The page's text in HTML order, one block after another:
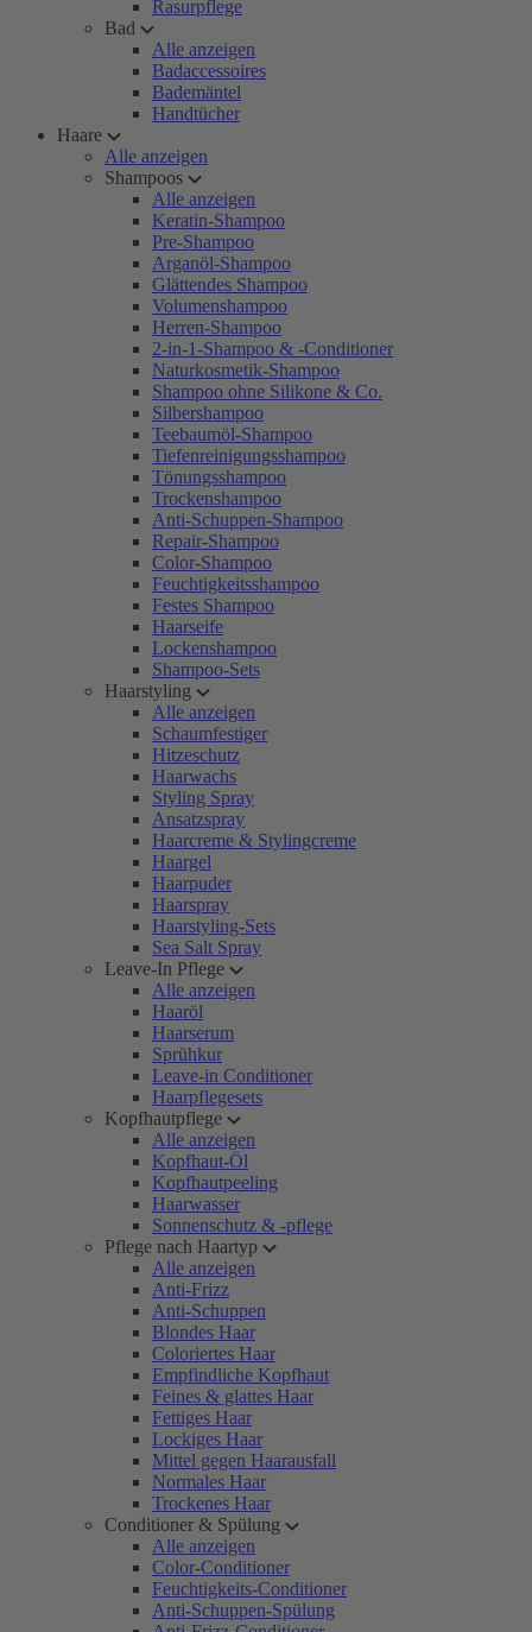
Rasurpflege
Bad
Alle anzeigen
Badaccessoires
Bademäntel
Handtücher
Haare
Alle anzeigen
Shampoos
Alle anzeigen
Keratin-Shampoo
Pre-Shampoo
Arganöl-Shampoo
Glättendes Shampoo
Volumenshampoo
Herren-Shampoo
2-in-1-Shampoo & -Conditioner
Naturkosmetik-Shampoo
Shampoo ohne Silikone & Co.
Silbershampoo
Teebaumöl-Shampoo
Tiefenreinigungsshampoo
Tönungsshampoo
Trockenshampoo
Anti-Schuppen-Shampoo
Repair-Shampoo
Color-Shampoo
Feuchtigkeitsshampoo
Festes Shampoo
Haarseife
Lockenshampoo
Shampoo-Sets
Haarstyling
Alle anzeigen
Schaumfestiger
Hitzeschutz
Haarwachs
Styling Spray
Ansatzspray
Haarcreme & Stylingcreme
Haargel
Haarpuder
Haarspray
Haarstyling-Sets
Sea Salt Spray
Leave-In Pflege
Alle anzeigen
Haaröl
Haarserum
Sprühkur
Leave-in Conditioner
Haarpflegesets
Kopfhautpflege
Alle anzeigen
Kopfhaut-Öl
Kopfhautpeeling
Haarwasser
Sonnenschutz & -pflege
Pflege nach Haartyp
Alle anzeigen
Anti-Frizz
Anti-Schuppen
Blondes Haar
Coloriertes Haar
Empfindliche Kopfhaut
Feines & glattes Haar
Fettiges Haar
Lockiges Haar
Mittel gegen Haarausfall
Normales Haar
Trockenes Haar
Conditioner & Spülung
Alle anzeigen
Color-Conditioner
Feuchtigkeits-Conditioner
Anti-Schuppen-Spülung